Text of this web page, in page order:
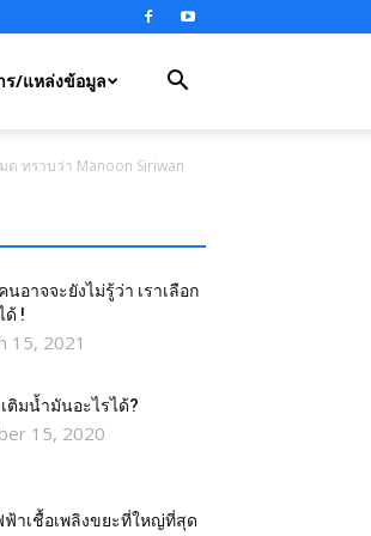
ร/แหล่งข้อมูล
ด ทราบว่า Manoon Siriwan
นอาจจะยังไม่รู้ว่า เราเลือก
ด้ !
15, 2021
เติมน้ำมันอะไรได้?​
15, 2020
ฟ้าเชื้อเพลิงขยะที่ใหญ่ที่สุด